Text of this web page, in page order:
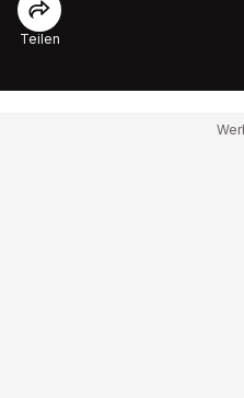
Teilen